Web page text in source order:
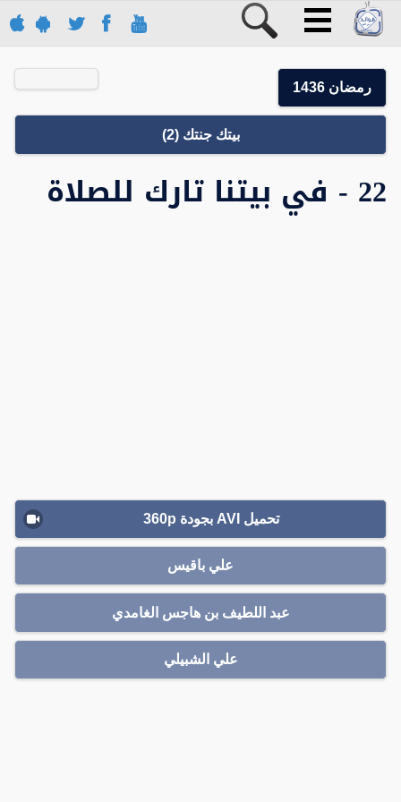
رمضان 1436
بيتك جنتك (2)
22 - في بيتنا تارك للصلاة
تحميل AVI بجودة 360p
علي باقيس
عبد اللطيف بن هاجس الغامدي
علي الشبيلي